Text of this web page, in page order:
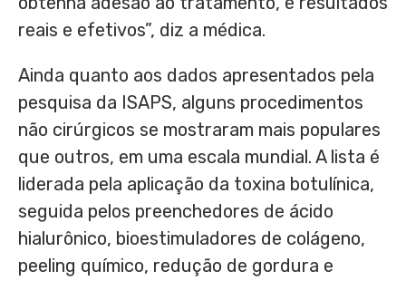
reais e efetivos”, diz a médica.
Ainda quanto aos dados apresentados pela
pesquisa da ISAPS, alguns procedimentos
não cirúrgicos se mostraram mais populares
que outros, em uma escala mundial. A lista é
liderada pela aplicação da toxina botulínica,
seguida pelos preenchedores de ácido
hialurônico, bioestimuladores de colágeno,
peeling químico, redução de gordura e